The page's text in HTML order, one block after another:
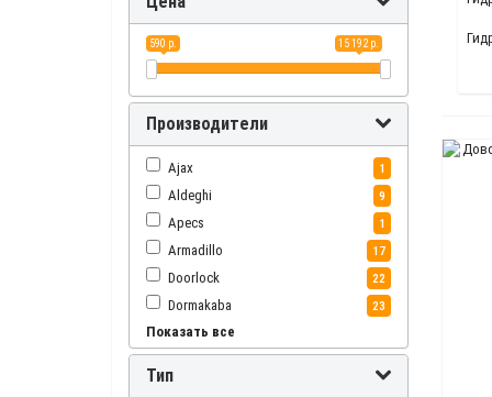
590 р. 15 192 р.
Производители
Ajax 1
Aldeghi 9
Apecs 1
Armadillo 17
Doorlock 22
Dormakaba 23
Fuaro
Geze
Palladium
Показать все
Тип